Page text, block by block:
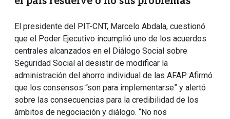
El presidente del PIT-CNT, Marcelo Abdala, cuestionó
que el Poder Ejecutivo incumplió uno de los acuerdos
centrales alcanzados en el Diálogo Social sobre
Seguridad Social al desistir de modificar la
administración del ahorro individual de las AFAP. Afirmó
que los consensos “son para implementarse” y alertó
sobre las consecuencias para la credibilidad de los
ámbitos de negociación y diálogo. “No nos